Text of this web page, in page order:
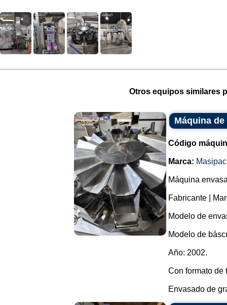
Otros equipos similares
Máquina
Código
Marca:
Máquina
Fabricante |
Modelo de
Modelo de
Año: 2002.
Con formato de
Envasado de